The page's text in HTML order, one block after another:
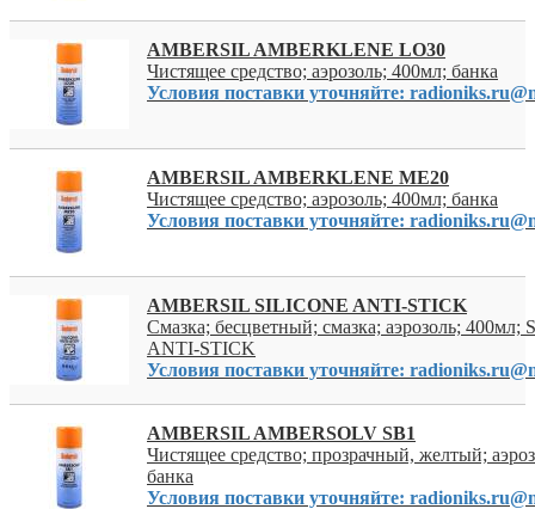
AMBERSIL AMBERKLENE LO30
Чистящее средство; аэрозоль; 400мл; банка
Условия поставки уточняйте:
AMBERSIL AMBERKLENE ME20
Чистящее средство; аэрозоль; 400мл; банка
Условия поставки уточняйте:
AMBERSIL SILICONE ANTI-STICK
Смазка; бесцветный; смазка; аэрозоль; 400мл;
ANTI-STICK
Условия поставки уточняйте:
AMBERSIL AMBERSOLV SB1
Чистящее средство; прозрачный, желтый;
банка
Условия поставки уточняйте: